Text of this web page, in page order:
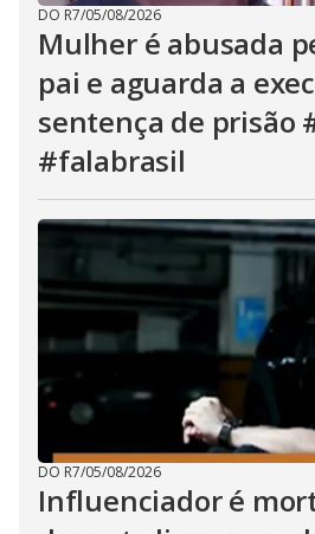
DO R7/05/08/2026
Mulher é abusada
pai e aguarda a
sentença de prisão
#falabrasil
DO R7/05/08/2026
Influenciador é